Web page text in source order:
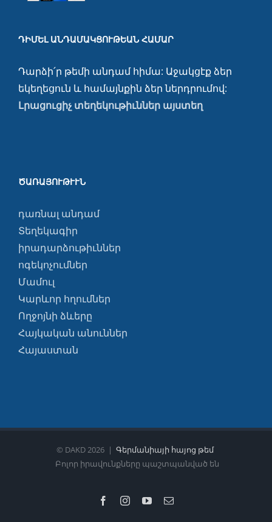
ԴԻՄԵԼ ԱՆԴԱՄԱԿՑՈՒԹԵԱՆ ՀԱՄԱՐ
Դարձի՛ր թեմի անդամ հիմա: Աջակցէք ձեր
եկեղեցուն և համայնքին ձեր ներդրումով:
Լրացուցիչ տեղեկութիւններ այստեղ
ԾԱՌԱՅՈՒԹՒՒՆ
դառնալ անդամ
Տեղեկագիր
իրադարձութիւններ
ոգեկոչումներ
Մամուլ
Կարևոր հղումներ
Ողջոյնի ձևերը
Հայկական անուններ
Հայաստան
© DAKD2026 | Գերմանիայի հայոց թեմ
Բոլոր իրավունքները պաշտպանված են
Ֆեյսբուք
InstagramYouTubeEmail